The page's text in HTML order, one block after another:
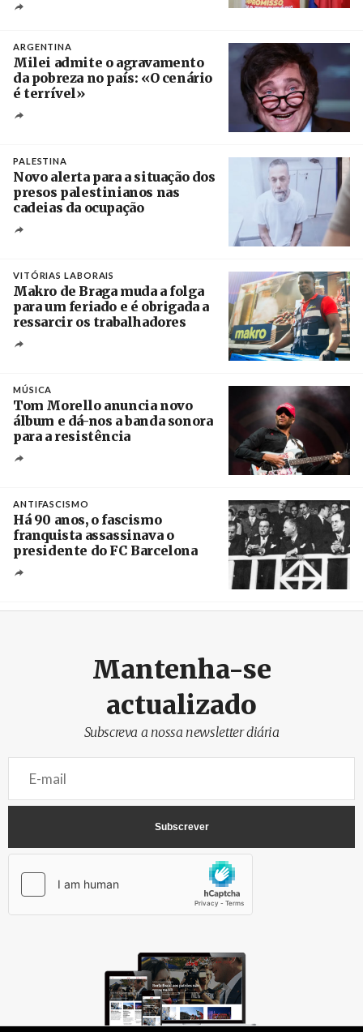
ARGENTINA
Milei admite o agravamento
da pobreza no país: «O cenário
é terrível»
PALESTINA
Novo alerta para a situação dos
presos palestinianos nas
cadeias da ocupação
VITÓRIAS LABORAIS
Makro de Braga muda a folga
para um feriado e é obrigada a
ressarcir os trabalhadores
MÚSICA
Tom Morello anuncia novo
álbum e dá-nos a banda sonora
para a resistência
ANTIFASCISMO
Há 90 anos, o fascismo
franquista assassinava o
presidente do FC Barcelona
Mantenha-se
actualizado
Subscreva a nossa newsletter diária